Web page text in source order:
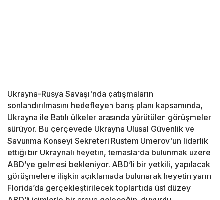
Ukrayna-Rusya Savaşı'nda çatışmaların
sonlandırılmasını hedefleyen barış planı kapsamında,
Ukrayna ile Batılı ülkeler arasında yürütülen görüşmeler
sürüyor. Bu çerçevede Ukrayna Ulusal Güvenlik ve
Savunma Konseyi Sekreteri Rustem Umerov'un liderlik
ettiği bir Ukraynalı heyetin, temaslarda bulunmak üzere
ABD’ye gelmesi bekleniyor. ABD’li bir yetkili, yapılacak
görüşmelere ilişkin açıklamada bulunarak heyetin yarın
Florida’da gerçekleştirilecek toplantıda üst düzey